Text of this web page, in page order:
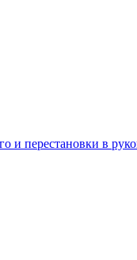
и перестановки в